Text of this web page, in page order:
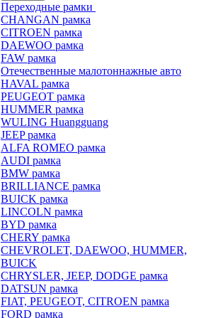
Переходные рамки
CHANGAN рамка
CITROEN рамка
DAEWOO рамка
FAW рамка
Отечественные малотоннажные авто
HAVAL рамка
PEUGEOT рамка
HUMMER рамка
WULING Huangguang
JEEP рамка
ALFA ROMEO рамка
AUDI рамка
BMW рамка
BRILLIANCE рамка
BUICK рамка
LINCOLN рамка
BYD рамка
CHERY рамка
CHEVROLET, DAEWOO, HUMMER,
BUICK
CHRYSLER, JEEP, DODGE рамка
DATSUN рамка
FIAT, PEUGEOT, CITROEN рамка
FORD рамка